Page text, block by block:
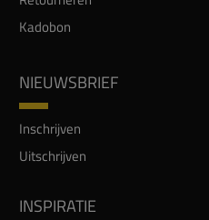
Kadobon
NIEUWSBRIEF
Inschrijven
Uitschrijven
INSPIRATIE